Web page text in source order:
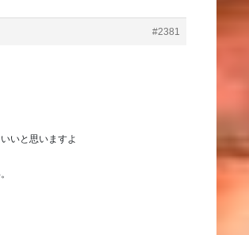
#2381
いと思いますよ